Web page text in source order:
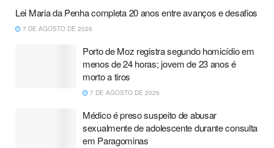
Lei Maria da Penha completa 20 anos entre avanços e desafios
7 DE AGOSTO DE 2026
Porto de Moz registra segundo homicídio em
menos de 24 horas; jovem de 23 anos é
morto a tiros
7 DE AGOSTO DE 2026
Médico é preso suspeito de abusar
sexualmente de adolescente durante consulta
em Paragominas